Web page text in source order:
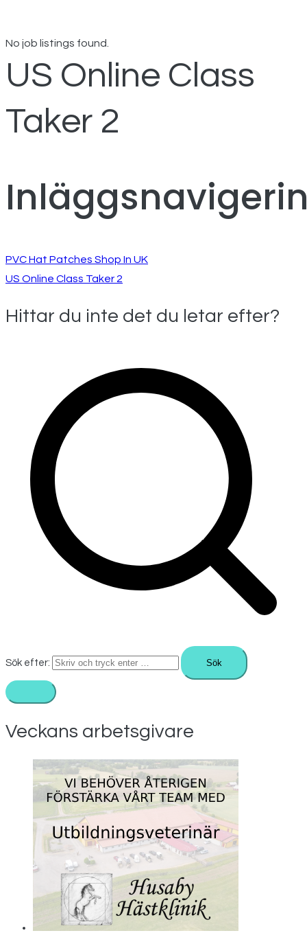
No job listings found.
US Online Class
Taker 2
PVC Hat Patches Shop In UK
US Online Class Taker 2
Hittar du inte det du letar efter?
Sök efter:
Veckans arbetsgivare